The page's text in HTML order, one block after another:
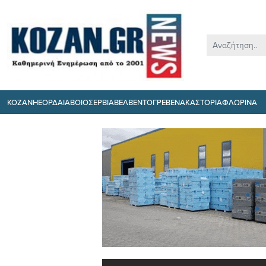
ΚΟΖΑΝΗΕΟΡΔΑΙΑΒΟΙΟΣΕΡΒΙΑΒΕΛΒΕΝΤΟΓΡΕΒΕΝΑΚΑΣΤΟΡΙΑΦΛΩΡΙΝΑ